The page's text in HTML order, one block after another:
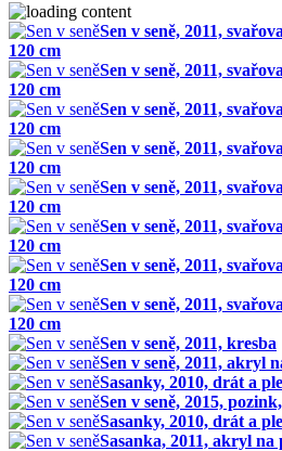
Sen v seně, 2011,
120 cm
Sen v seně, 2011,
120 cm
Sen v seně, 2011,
120 cm
Sen v seně, 2011,
120 cm
Sen v seně, 2011,
120 cm
Sen v seně, 2011,
120 cm
Sen v seně, 2011,
120 cm
Sen v seně, 2011,
120 cm
Sen v seně, 2011, kresba
Sen v seně, 2011, akryl
Sasanky, 2010, drát a
Sen v seně, 2015,
Sasanky, 2010, drát a
Sasanka, 2011, akryl na